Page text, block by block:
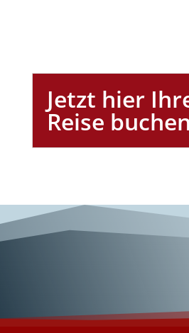
Jetzt hier
Reise